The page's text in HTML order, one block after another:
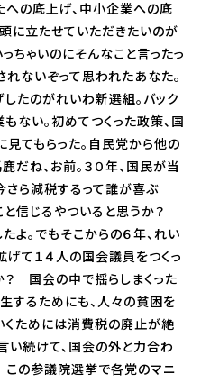
への底上げ、中小企業への底
に立たせていただきたいのが
ちゃいのにそんなこと言ったっ
ないぞって思われたあなた。
したのがれいわ新選組。バック
ない。初めてつくった政策、国
てもらった。自民党から他の
ね、お前。３０年、国民が当
さら減税するって誰が喜ぶ
信じるやついると思うか？
よ。でもそこからの６年、れい
て１４人の国会議員をつくっ
？ 国会の中で揺らしまくった
するためにも、人々の貧困を
くためには消費税の廃止が絶
い続けて、国会の外と力合わ
の参議院選挙で各党のマニ